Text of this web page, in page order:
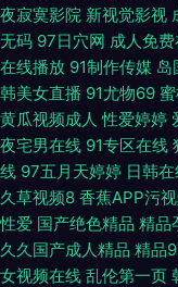
情 91香蕉婷婷 天天草国
一页 天堂草在线一二久
综合网 wwww污 蜜臀在
天天综合 精品久久夜夜
艹 黄色片黑丝 狼友色图
夜寂寞影院 新视觉影视
无码 97日穴网 成人免
在线播放 91制作传媒 岛
韩美女直播 91尤物69
黄瓜视频成人 性爱婷婷
夜宅男在线 91专区在线
线 97五月天婷婷 日韩
久草视频8 香蕉APP污
性爱 国产绝色精品 精品
久久国产成人精品 精品
女视频在线 乱伦第一页